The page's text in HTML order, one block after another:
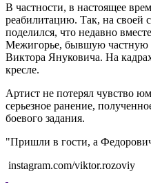
В частности, в настоящее
реабилитацию. Так, на своей
поделился, что недавно
Межигорье, бывшую частную
Виктора Януковича. На
кресле.
Артист не потерял чувство
серьезное ранение,
боевого задания.
"Пришли в гости, а
instagram.com/viktor.rozoviy